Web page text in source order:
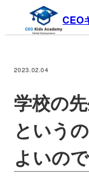
CEO
2023.02.04
学校の
という
よいの